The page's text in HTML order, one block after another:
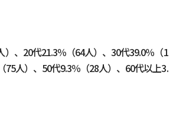
）、20代21.3％（64人）、30代39.0％（1
75人）、50代9.3％（28人）、60代以上3.